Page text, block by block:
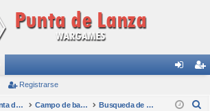
nti ist
Registrarse
Foro Punta de Lanza Wargames Campo de batalla Busqueda de Oponentes